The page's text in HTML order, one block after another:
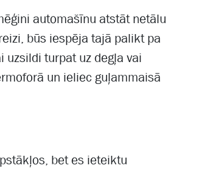
automašīnu atstāt netālu
būs iespēja tajā palikt pa
uzsildi turpat uz degļa vai
un ieliec guļammaisā
bet es ieteiktu